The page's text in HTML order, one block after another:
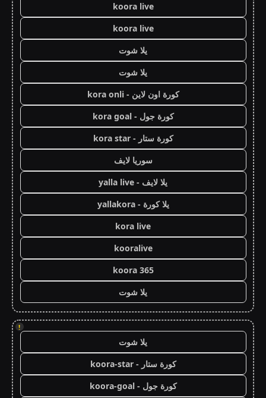
koora live
koora live
يلا شوت
يلا شوت
كورة اون لاين - kora onli
كورة جول - kora goal
كورة ستار - kora star
سوريا لايف
يلا لايف - yalla live
يلا كورة - yallakora
kora live
kooralive
koora 365
يلا شوت
!
يلا شوت
كورة ستار - koora-star
كورة جول - koora-goal